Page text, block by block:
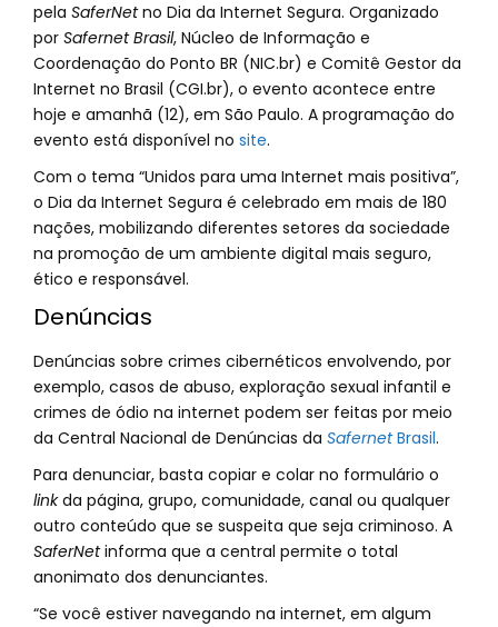
pela SaferNetno Dia da Internet Segura. Organizado
por Safernet Brasil, Núcleo de Informação e
Coordenação do Ponto BR (NIC.br) e Comitê Gestor da
Internet no Brasil (CGI.br), o evento acontece entre
hoje e amanhã (12), em São Paulo. A programação do
evento está disponível no site.
Com o tema “Unidos para uma Internet mais positiva”,
o Dia da Internet Segura é celebrado em mais de 180
nações, mobilizando diferentes setores da sociedade
na promoção de um ambiente digital mais seguro,
ético e responsável.
Denúncias
Denúncias sobre crimes cibernéticos envolvendo, por
exemplo, casos de abuso, exploração sexual infantil e
crimes de ódio na internet podem ser feitas por meio
da Central Nacional de Denúncias da SafernetBrasil.
Para denunciar, basta copiar e colar no formulário o
linkda página, grupo, comunidade, canal ou qualquer
outro conteúdo que se suspeita que seja criminoso. A
SaferNetinforma que a central permite o total
anonimato dos denunciantes.
“Se você estiver navegando na internet, em algum